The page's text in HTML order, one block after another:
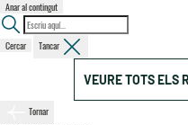
Anar al contingut
Cercar Tancar
VEURE TOTS ELS
Tornar